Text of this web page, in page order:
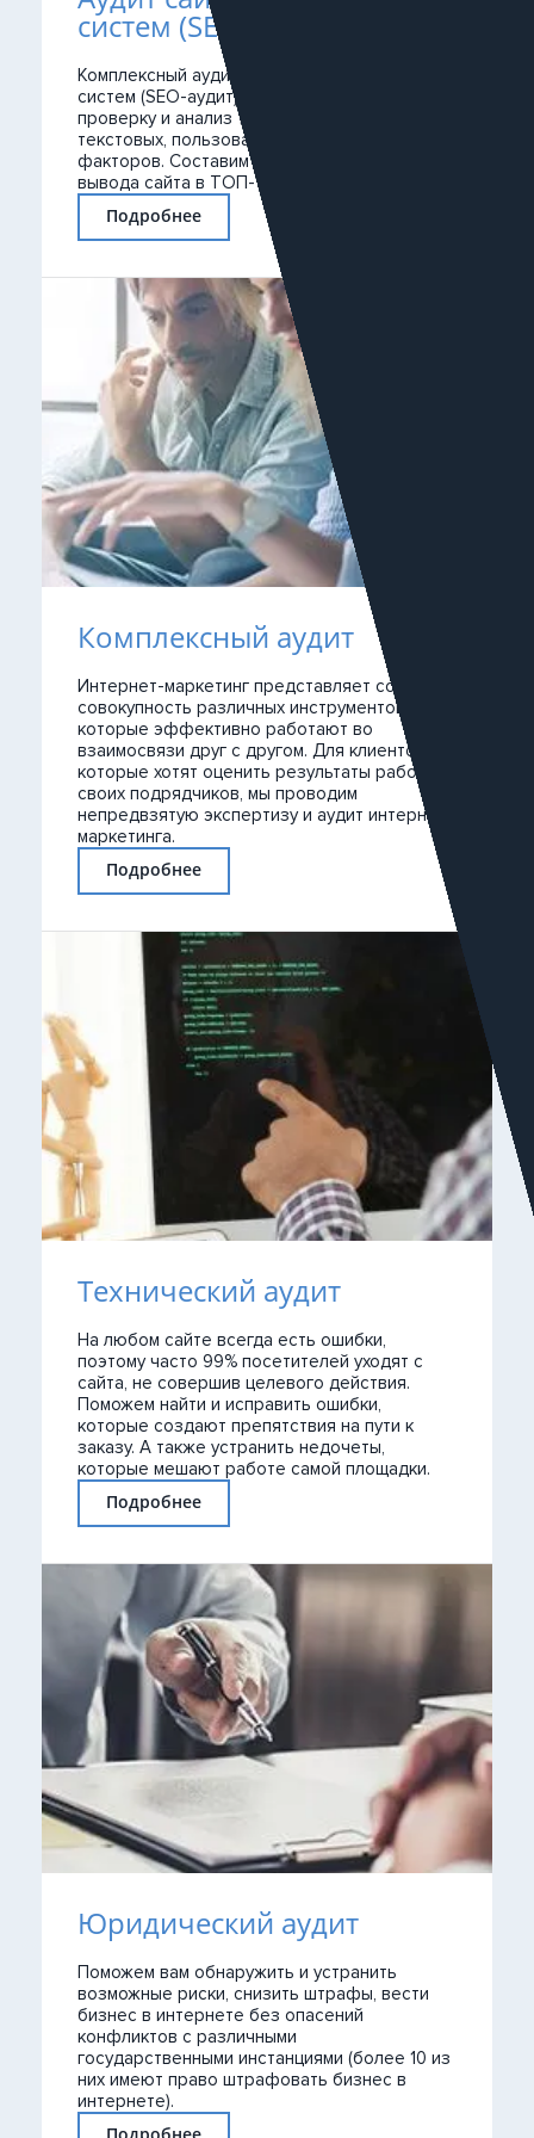
систем (SEO-аудит)
Комплексный аудит сайта для поисковых
систем (SEO-аудит) вашего сайта. Проведем
проверку и анализ технических, структурных,
текстовых, пользовательских и ссылочных
факторов. Составим пул рекомендаций для
вывода сайта в ТОП-10.
Подробнее
Комплексный аудит
Интернет-маркетинг представляет собой
совокупность различных инструментов,
которые эффективно работают во
взаимосвязи друг с другом. Для клиентов,
которые хотят оценить результаты работы
своих подрядчиков, мы проводим
непредвзятую экспертизу и аудит интернет-
маркетинга.
Подробнее
Технический аудит
На любом сайте всегда есть ошибки,
поэтому часто 99% посетителей уходят с
сайта, не совершив целевого действия.
Поможем найти и исправить ошибки,
которые создают препятствия на пути к
заказу. А также устранить недочеты,
которые мешают работе самой площадки.
Подробнее
Юридический аудит
Поможем вам обнаружить и устранить
возможные риски, снизить штрафы, вести
бизнес в интернете без опасений
конфликтов с различными
государственными инстанциями (более 10 из
них имеют право штрафовать бизнес в
интернете).